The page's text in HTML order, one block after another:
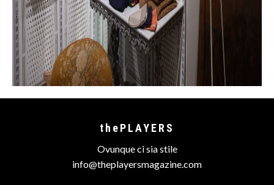
thePLAYERS
Ovunque ci sia stile
info@theplayersmagazine.com